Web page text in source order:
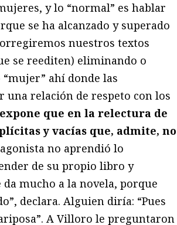
y lo “normal” es hablar
se ha alcanzado y superado
nuestros textos
se reediten) eliminando o
ahí donde las
una relación de respeto con los
que en la relectura de
y vacías que, admite, no
no aprendió lo
de su propio libro y
mucho a la novela, porque
declara. Alguien diría: “Pues
A Villoro le preguntaron